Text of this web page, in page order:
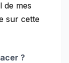
de mes
sur cette
?